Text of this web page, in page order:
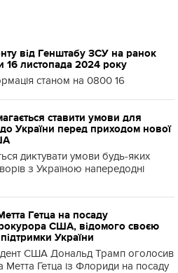
від Генштабу ЗСУ на ранок
16 листопада 2024 року
станом на 0800 16
ставити умови для
України перед приходом нової
диктувати умови будь-яких
з Україною напередодні
Гетца на посаду
США, відомого своєю
України
США Дональд Трамп оголосив
Гетца із Флориди на посаду